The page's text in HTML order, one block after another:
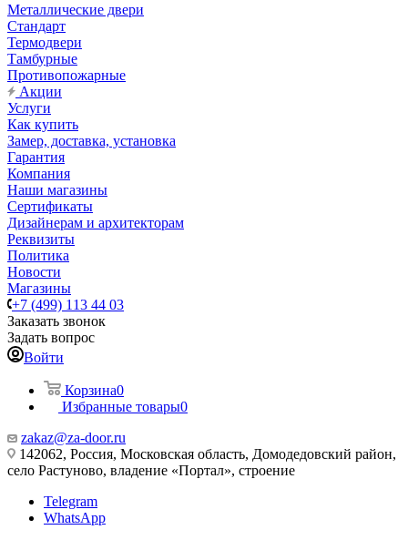
Металлические двери
Стандарт
Термодвери
Тамбурные
Противопожарные
Акции
Услуги
Как купить
Замер, доставка, установка
Гарантия
Компания
Наши магазины
Сертификаты
Дизайнерам и архитекторам
Реквизиты
Политика
Новости
Магазины
+7 (499) 113 44 03
Заказать звонок
Задать вопрос
Войти
Корзина0
Избранные товары0
zakaz@za-door.ru
142062, Россия, Московская область, Домодедовский район,
село Растуново, владение «Портал», строение
Telegram
WhatsApp